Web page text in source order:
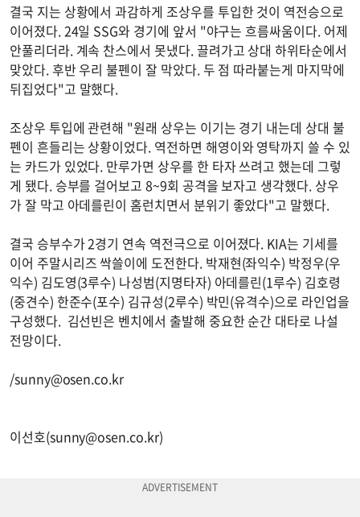
결국 지는 상황에서 과감하게 조상우를 투입한 것이 역전승으로
이어졌다. 24일 SSG와 경기에 앞서 "야구는 흐름싸움이다. 어제
안풀리더라. 계속 찬스에서 못냈다. 끌려가고 상대 하위타순에서
맞았다. 후반 우리 불펜이 잘 막았다. 두 점 따라붙는게 마지막에
뒤집었다"고 말했다.
조상우 투입에 관련해 "원래 상우는 이기는 경기 내는데 상대 불
펜이 흔들리는 상황이었다. 역전하면 해영이와 영탁까지 쓸 수 있
는 카드가 있었다. 만루가면 상우를 한 타자 쓰려고 했는데 그렇
게 됐다. 승부를 걸어보고 8~9회 공격을 보자고 생각했다. 상우
가 잘 막고 아데를린이 홈런치면서 분위기 좋았다"고 말했다.
결국 승부수가 2경기 연속 역전극으로 이어졌다. KIA는 기세를
이어 주말시리즈 싹쓸이에 도전한다. 박재현(좌익수) 박정우(우
익수) 김도영(3루수) 나성범(지명타자) 아데를린(1루수) 김호령
(중견수) 한준수(포수) 김규성(2루수) 박민(유격수)으로 라인업을
구성했다. 김선빈은 벤치에서 출발해 중요한 순간 대타로 나설
전망이다.
/sunny@osen.co.kr
이선호(sunny@osen.co.kr)